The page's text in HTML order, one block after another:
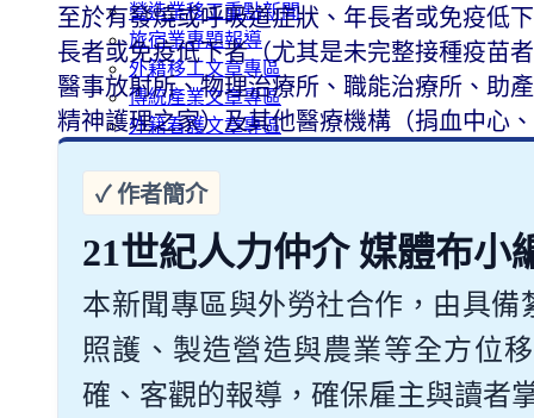
營造業移工重點新聞
旅宿業專題報導
外籍移工文章專區
傳統產業文章專區
外籍看護文章專區
申請專區
家庭幫傭
家庭看護
資源回收業移工
製造業移工
白領專業移工
農業移工
至於有發燒或呼吸道症狀、年長者或免疫低
長者或免疫低下者（尤其是未完整接種疫苗
醫事放射所、物理治療所、職能治療所、助
精神護理之家）及其他醫療機構（捐血中心
21世紀人力仲介 媒體布小
本新聞專區與外勞社合作，由具
照護、製造營造與農業等全方位
確、客觀的報導，確保雇主與讀者